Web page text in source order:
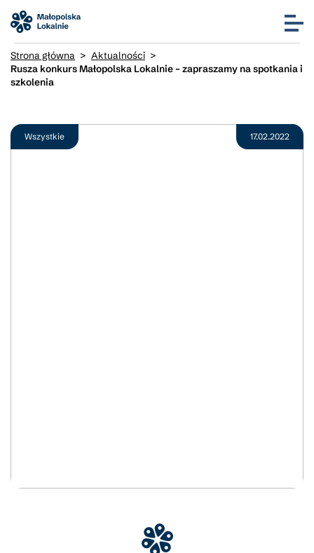
Strona główna > Aktualności >
Rusza konkurs Małopolska Lokalnie – zapraszamy na spotkania i
szkolenia
Wszystkie 17.02.2022